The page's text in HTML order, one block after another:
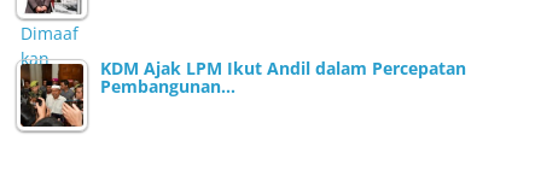
KDM Ajak LPM Ikut Andil dalam Percepatan
Pembangunan…